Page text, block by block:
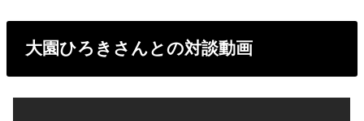
大園ひろきさんとの対談動画